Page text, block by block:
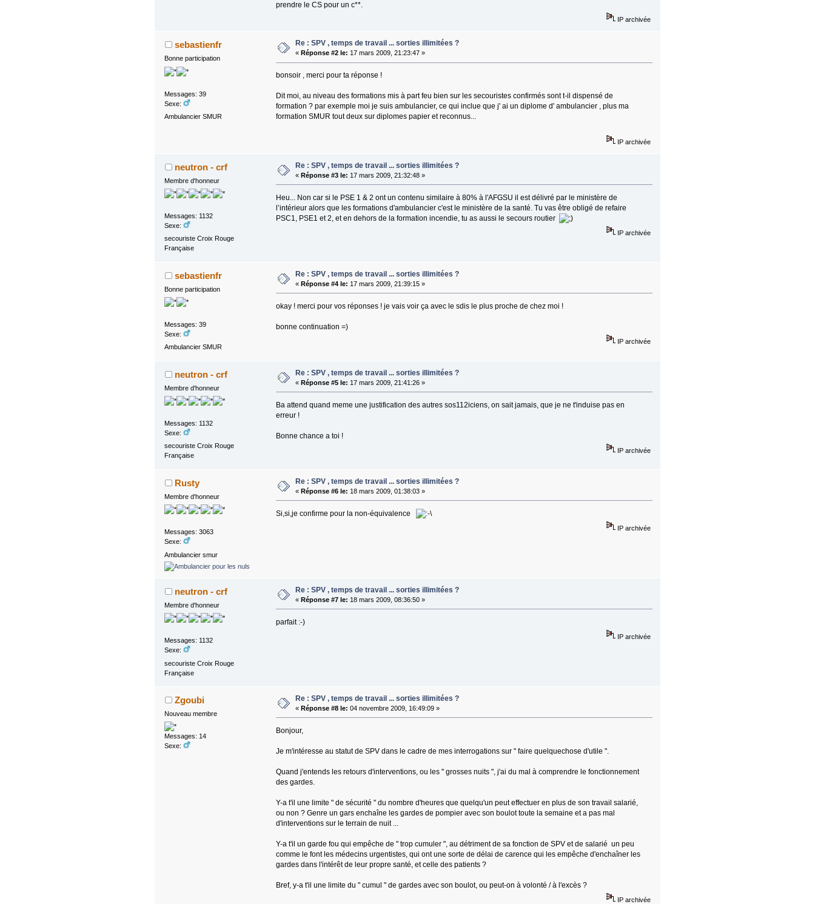
prendre le CS pour un c**.
IP archivée
sebastienfr
Bonne participation
Messages: 39
Sexe:
Ambulancier SMUR
Re : SPV , temps de travail ... sorties illimitées ?
« Réponse #2 le: 17 mars 2009, 21:23:47 »
bonsoir , merci pour ta réponse !
Dit moi, au niveau des formations mis à part feu bien sur les secouristes confirmés sont t-il dispensé de
formation ? par exemple moi je suis ambulancier, ce qui inclue que j' ai un diplome d' ambulancier , plus ma
formation SMUR tout deux sur diplomes papier et reconnus...
IP archivée
neutron - crf
Membre d'honneur
Messages: 1132
Sexe:
secouriste Croix Rouge
Française
Re : SPV , temps de travail ... sorties illimitées ?
«Réponse #3 le: 17 mars 2009, 21:32:48 »
Heu... Non car si le PSE 1 & 2 ont un contenu similaire à 80% à l'AFGSU il est délivré par le ministère de
l’intérieur alors que les formations d'ambulancier c'est le ministère de la santé. Tu vas être obligé de refaire
PSC1, PSE1 et 2, et en dehors de la formation incendie, tu as aussi le secours routier
IP archivée
sebastienfr
Bonne participation
Messages: 39
Sexe:
Ambulancier SMUR
Re : SPV , temps de travail ... sorties illimitées ?
«Réponse #4 le: 17 mars 2009, 21:39:15 »
okay ! merci pour vos réponses ! je vais voir ça avec le sdis le plus proche de chez moi !
bonne continuation =)
IP archivée
neutron - crf
Membre d'honneur
Messages: 1132
Sexe:
secouriste Croix Rouge
Française
Re : SPV , temps de travail ... sorties illimitées ?
«Réponse #5 le: 17 mars 2009, 21:41:26 »
Ba attend quand meme une justification des autres sos112iciens, on sait jamais, que je ne t'induise pas en
erreur !
Bonne chance a toi !
IP archivée
Rusty
Membre d'honneur
Messages: 3063
Sexe:
Ambulancier smur
Re : SPV , temps de travail ... sorties illimitées ?
«Réponse #6 le: 18 mars 2009, 01:38:03 »
Si,si,je confirme pour la non-équivalence
IP archivée
neutron - crf
Membre d'honneur
Messages: 1132
Sexe:
secouriste Croix Rouge
Française
Re : SPV , temps de travail ... sorties illimitées ?
«Réponse #7 le: 18 mars 2009, 08:36:50 »
parfait :-)
IP archivée
Zgoubi
Nouveau membre
Messages: 14
Sexe:
Re : SPV , temps de travail ... sorties illimitées ?
«Réponse #8 le: 04 novembre 2009, 16:49:09 »
Bonjour,
Je m'intéresse au statut de SPV dans le cadre de mes interrogations sur " faire quelquechose d'utile ".
Quand j'entends les retours d'interventions, ou les " grosses nuits ", j'ai du mal à comprendre le fonctionnement
des gardes.
Y-a t'il une limite " de sécurité " du nombre d'heures que quelqu'un peut effectuer en plus de son travail salarié,
ou non ? Genre un gars enchaîne les gardes de pompier avec son boulot toute la semaine et a pas mal
d'interventions sur le terrain de nuit ...
Y-a t'il un garde fou qui empêche de " trop cumuler ", au détriment de sa fonction de SPV et de salarié un peu
comme le font les médecins urgentistes, qui ont une sorte de délai de carence qui les empêche d'enchaîner les
gardes dans l'intérêt de leur propre santé, et celle des patients ?
Bref, y-a t'il une limite du " cumul " de gardes avec son boulot, ou peut-on à volonté / à l'excès ?
IP archivée